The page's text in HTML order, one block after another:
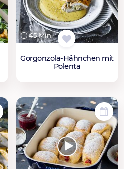
45 Min.
Gorgonzola-Hähnchen mit
Polenta